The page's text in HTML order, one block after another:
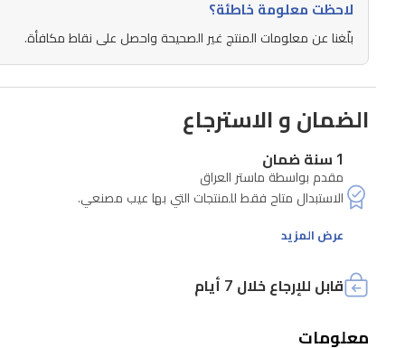
جديدةالمزايا:خصص
مظهر
وحدة
التحكماستبدال
الألواح
وسهولةالتوافق
التحكم
Edge
لاحظت معلومة خاطئة؟
بلّغنا عن معلومات المنتج غير الصحيحة واحصل على نقاط مكافأة.
الضمان و الاسترجاع
1 سنة ضمان
مقدم بواسطة ماستر العراق
عرض المزيد
قابل للإرجاع خلال 7 أيام
معلومات